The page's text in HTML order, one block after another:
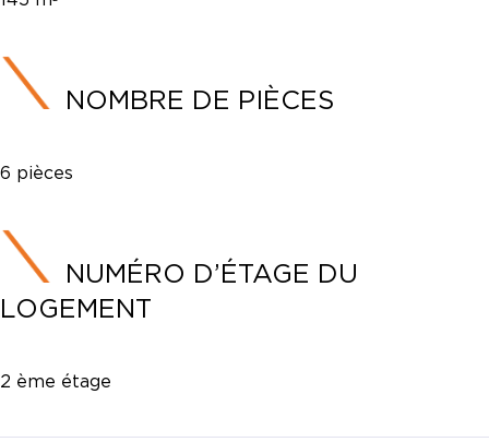
NOMBRE DE PIÈCES
6 pièces
NUMÉRO D’ÉTAGE DU
LOGEMENT
2 ème étage